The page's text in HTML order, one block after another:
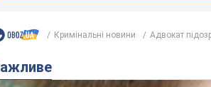
Кримінальні новини Адвокат
Важливе